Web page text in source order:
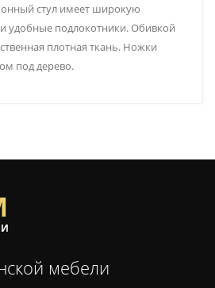
стул имеет широкую
удобные подлокотники. Обивкой
плотная ткань. Ножки
под дерево.
мебели